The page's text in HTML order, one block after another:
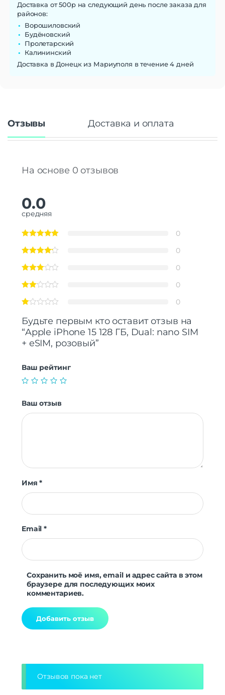
Процессор
Количество ядер
процессора
Емкость аккумулятора
Доставка от 500р на следующий день после заказа для
районов:
Ворошиловский
Будёновский
Пролетарский
Калининский
Доставка в Донецк из Мариуполя в течение 4 дней
Отзывы Доставка и оплата
На основе 0 отзывов
0.0
средняя
0
0
0
0
0
Будьте первым кто оставит отзыв на
“Apple iPhone 15 128 ГБ, Dual: nano SIM
+ eSIM, розовый”
Ваш рейтинг
Ваш отзыв
Имя*
Email*
Сохранить моё имя, email и адрес сайта в этом
браузере для последующих моих
комментариев.
Отзывов пока нет